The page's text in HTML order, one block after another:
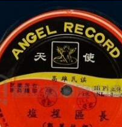
鹽埕區長 (上)